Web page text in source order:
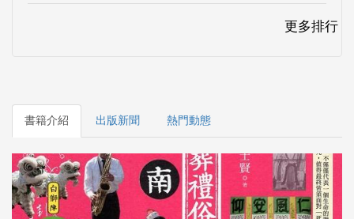
更多排行
書籍介紹 出版新聞 熱門動態